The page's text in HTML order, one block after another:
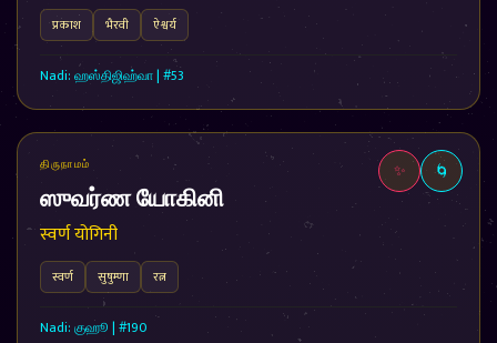
प्रकाश भैरवी ऐश्वर्य
Nadi: ஹஸ்திஜிஹ்வா | #53
✨ 🌀
திருநாமம்
ஸுவர்ண யோகினி
स्वर्ण योगिनी
स्वर्ण सुषुम्णा रत्न
Nadi: குஹூ | #190